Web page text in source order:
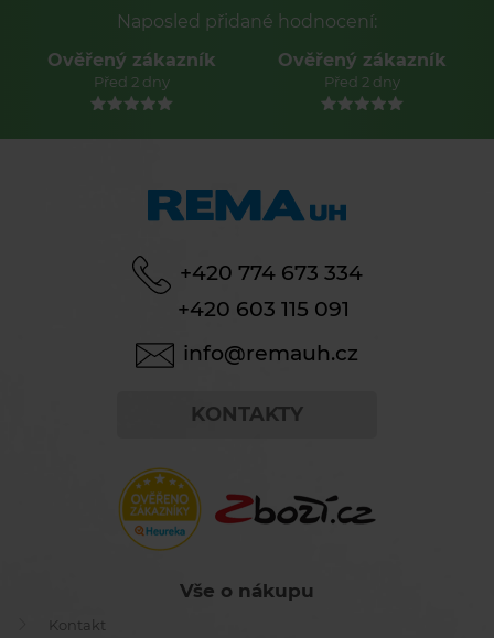
Naposled přidané hodnocení:
Ověřený zákazník
Před 2 dny
Ověřený zákazník
Před 2 dny
+420 774 673 334
+420 603 115 091
info@remauh.cz
KONTAKTY
Vše o nákupu
Kontakt